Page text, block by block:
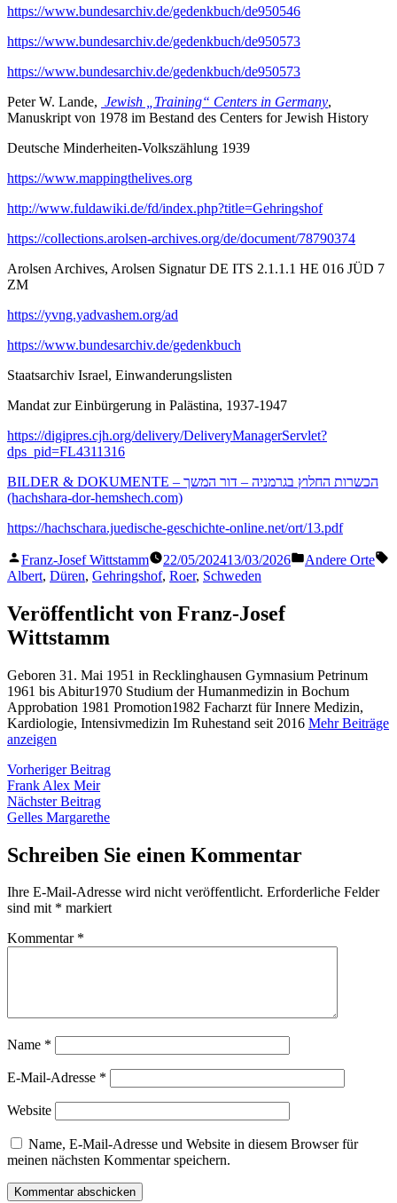
https://www.bundesarchiv.de/gedenkbuch/de950546
https://www.bundesarchiv.de/gedenkbuch/de950573
https://www.bundesarchiv.de/gedenkbuch/de950573
Peter W. Lande, Jewish „Training“ Centers in Germany,
Manuskript von 1978 im Bestand des Centers for Jewish History
Deutsche Minderheiten-Volkszählung 1939
https://www.mappingthelives.org
http://www.fuldawiki.de/fd/index.php?title=Gehringshof
https://collections.arolsen-archives.org/de/document/78790374
Arolsen Archives, Arolsen Signatur DE ITS 2.1.1.1 HE 016 JÜD 7
ZM
https://yvng.yadvashem.org/ad
https://www.bundesarchiv.de/gedenkbuch
Staatsarchiv Israel, Einwanderungslisten
Mandat zur Einbürgerung in Palästina, 1937-1947
https://digipres.cjh.org/delivery/DeliveryManagerServlet?
dps_pid=FL4311316
BILDER & DOKUMENTE – הכשרות החלוץ בגרמניה – דור המשך
(hachshara-dor-hemshech.com)
https://hachschara.juedische-geschichte-online.net/ort/13.pdf
Veröffentlicht
von
Franz-Josef Wittstamm 22/05/202413/03/2026
Veröffentlicht
Andere Orte
Albert, Düren, Gehringshof, Roer, Schweden
Veröffentlicht von Franz-Josef
Wittstamm
Geboren 31. Mai 1951 in Recklinghausen Gymnasium Petrinum
1961 bis Abitur1970 Studium der Humanmedizin in Bochum
Approbation 1981 Promotion1982 Facharzt für Innere Medizin,
Kardiologie, Intensivmedizin Im Ruhestand seit 2016 Mehr Beiträge
anzeigen
Beitragsnavigation
Vorheriger BeitragVorheriger
Frank Alex Meir
Nächster BeitragNächster
Beitrag:
Gelles Margarethe
Schreiben Sie einen Kommentar
Ihre E-Mail-Adresse wird nicht veröffentlicht. Erforderliche Felder
sind mit * markiert
Kommentar *
Name *
E-Mail-Adresse *
Website
Name, E-Mail-Adresse und Website in diesem Browser für
meinen nächsten Kommentar speichern.